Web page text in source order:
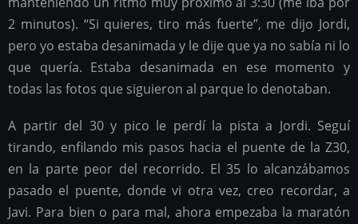
2 minutos). “Si quieres, tiro más fuerte”, me dijo Jordi,
pero yo estaba desanimada y le dije que ya no sabía ni lo
que quería. Estaba desanimada en ese momento y
todas las fotos que siguieron al parque lo denotaban.
A partir del 30 y pico le perdí la pista a Jordi. Seguí
tirando, enfilando mis pasos hacia el puente de la Z30,
en la parte peor del recorrido. El 35 lo alcanzábamos
pasado el puente, donde vi otra vez, creo recordar, a
Javi. Para bien o para mal, ahora empezaba la maratón